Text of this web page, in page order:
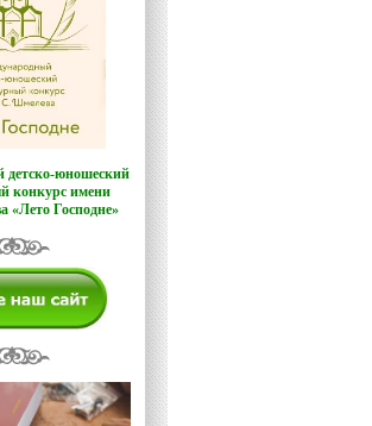
юношеский
конкурс имени
«Лето Господне»